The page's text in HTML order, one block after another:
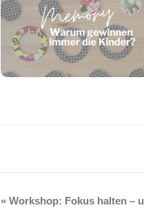
Veranstaltung-
« Workshop: Fokus halten –